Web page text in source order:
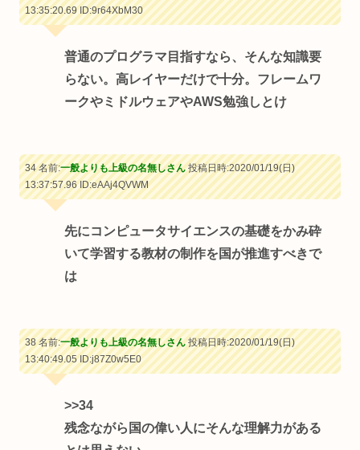
13:35:20.69ID:9r64XbM30
普通のプログラマ目指すなら、そんな知識要
らない。高レイヤーだけで十分。フレームワ
ークやミドルウェアやAWS勉強しとけ
34 名前:一般よりも上級の名無しさん投稿日時:2020/01/19(日)
13:37:57.96ID:eAAj4QVWM
先にコンピュータサイエンスの基礎をかみ砕
いて学習する教材の制作を国が推進すべきで
は
38 名前:一般よりも上級の名無しさん投稿日時:2020/01/19(日)
13:40:49.05ID:j87Z0w5E0
>>34
残念ながら国の偉い人にそんな理解力がある